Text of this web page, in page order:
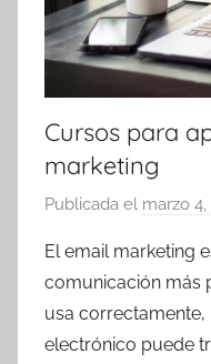
Cursos para
marketing
Publicada el marzo 4,
El email marketing
comunicación más
usa
electrónico puede